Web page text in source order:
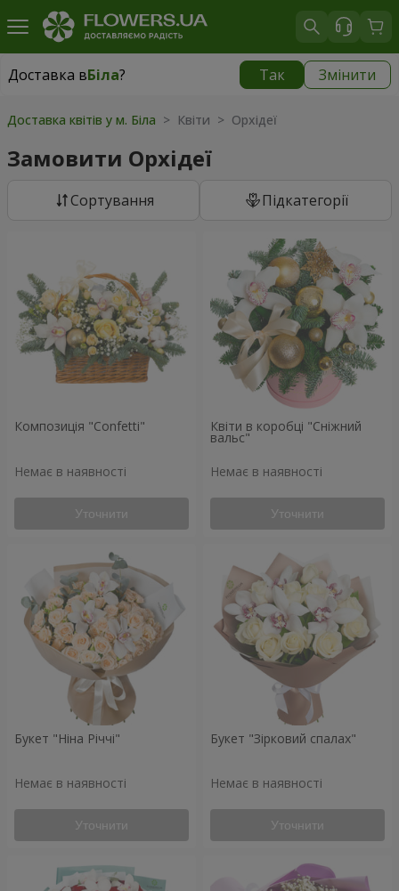
Доставка вБіла? Так Змінити
Доставка вБіла
Доставка квітів у м. Біла > Квіти > Орхідеї
Замовити Орхідеї
Сортування Підкатегорії
Композиція "Confetti"
Немає в наявності
Уточнити
Квіти в коробці "Сніжний
вальс"
Немає в наявності
Уточнити
Букет "Ніна Річчі"
Немає в наявності
Уточнити
Букет "Зірковий спалах"
Немає в наявності
Уточнити